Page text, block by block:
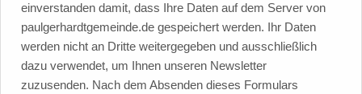
einverstanden damit, dass Ihre Daten auf dem Server von
paulgerhardtgemeinde.de gespeichert werden. Ihr Daten
werden nicht an Dritte weitergegeben und ausschließlich
dazu verwendet, um Ihnen unseren Newsletter
zuzusenden. Nach dem Absenden dieses Formulars